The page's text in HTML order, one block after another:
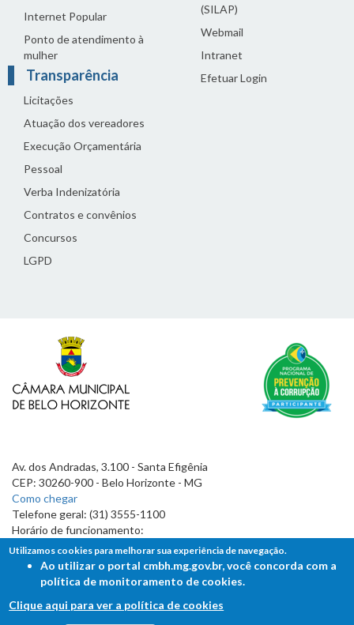
Internet Popular
Ponto de atendimento à
mulher
Transparência
Licitações
Atuação dos vereadores
Execução Orçamentária
Pessoal
Verba Indenizatória
Contratos e convênios
Concursos
LGPD
(SILAP)
Webmail
Intranet
Efetuar Login
Av. dos Andradas, 3.100 - Santa Efigênia
CEP: 30260-900 - Belo Horizonte - MG
Como chegar
Telefone geral: (31) 3555-1100
Horário de funcionamento:
7h às 19h
Utilizamos cookies para melhorar sua experiência de navegação.
Ao utilizar o portal cmbh.mg.gov.br, você concorda com a
política de monitoramento de cookies.
Clique aqui para ver a política de cookies